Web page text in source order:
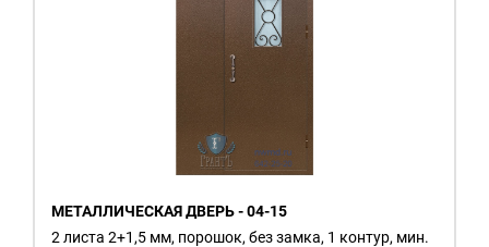
МЕТАЛЛИЧЕСКАЯ ДВЕРЬ - 04-15
2 листа 2+1,5 мм, порошок, без замка, 1 контур, мин.